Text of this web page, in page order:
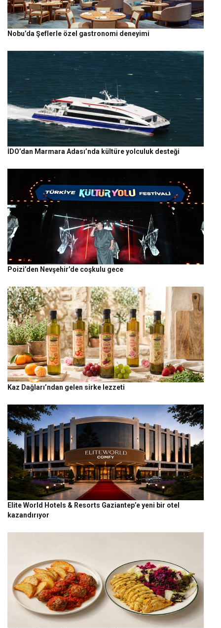
Nobu’da Şeflerle özel gastronomi deneyimi
İDO’dan Marmara Adası’nda kültüre yolculuk desteği
Poizi’den Nevşehir’de coşkulu gece
Kaz Dağları’ndan gelen sirke lezzeti
Elite World Hotels & Resorts Gaziantep’e yeni bir otel
kazandırıyor